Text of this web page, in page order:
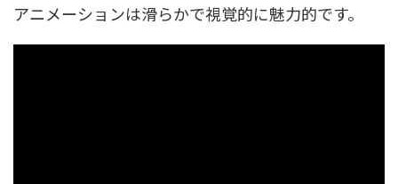
アニメーションは滑らかで視覚的に魅力的です。